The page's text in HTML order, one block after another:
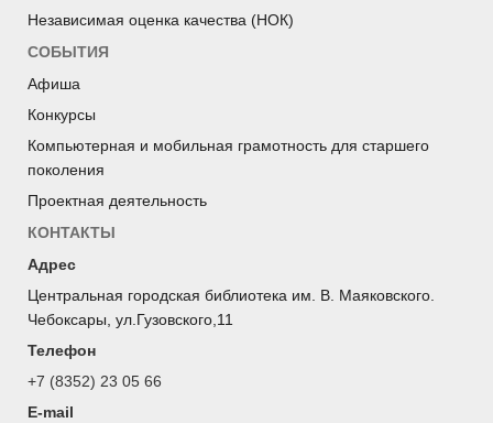
Независимая оценка качества (НОК)
СОБЫТИЯ
Афиша
Конкурсы
Компьютерная и мобильная грамотность для старшего
поколения
Проектная деятельность
КОНТАКТЫ
Адрес
Центральная городская библиотека им. В. Маяковского.
Чебоксары, ул.Гузовского,11
Телефон
+7 (8352) 23 05 66
E-mail